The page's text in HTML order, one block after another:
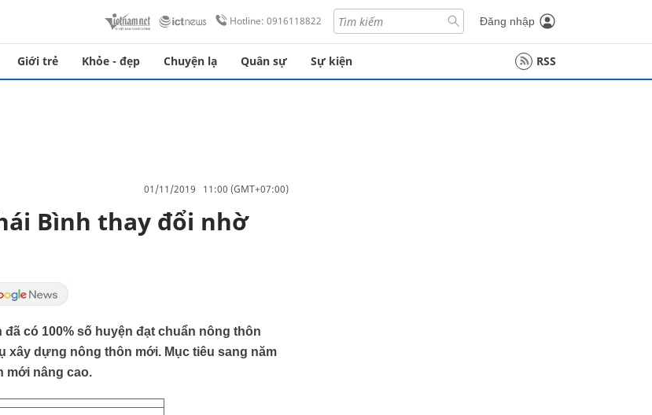
Hotline: 0916118822 Đăng nhập
Giới trẻ Khỏe - đẹp Chuyện lạ Quân sự Sự kiện RSS
01/11/2019 11:00 (GMT+07:00)
Bình thay đổi nhờ
có 100% số huyện đạt chuẩn nông thôn
xây dựng nông thôn mới. Mục tiêu sang năm
mới nâng cao.